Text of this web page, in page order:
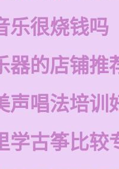
乐很烧钱吗
器的店铺推
声唱法培训
学古筝比较